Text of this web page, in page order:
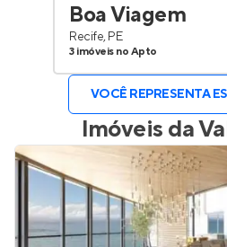
Boa Viagem
Recife, PE
3 imóveis no Apto
VOCÊ REPRESENTA
Imóveis da